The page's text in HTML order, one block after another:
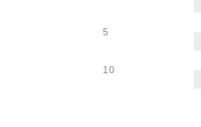
5
10